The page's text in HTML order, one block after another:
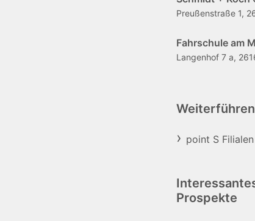
Preußenstraße 1,
Fahrschule am
Langenhof 7 a,
point S
Prospekte